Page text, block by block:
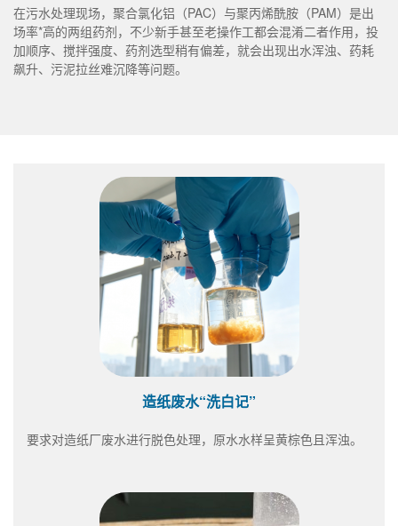
在污水处理现场，聚合氯化铝（PAC）与聚丙烯酰胺（PAM）是出
场率*高的两组药剂，不少新手甚至老操作工都会混淆二者作用，投
加顺序、搅拌强度、药剂选型稍有偏差，就会出现出水浑浊、药耗
飙升、污泥拉丝难沉降等问题。
造纸废水“洗白记”
要求对造纸厂废水进行脱色处理，原水水样呈黄棕色且浑浊。